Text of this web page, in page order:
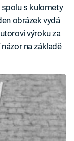
s kulomety
obrázek vydá
výroku za
na základě